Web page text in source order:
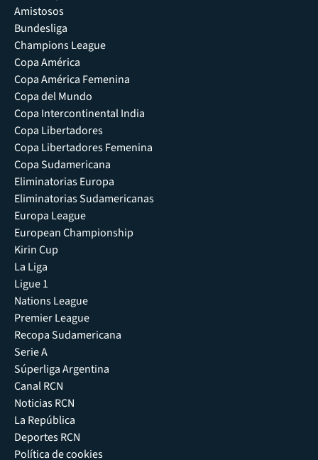
Amistosos
Bundesliga
Champions League
Copa América
Copa América Femenina
Copa del Mundo
Copa Intercontinental India
Copa Libertadores
Copa Libertadores Femenina
Copa Sudamericana
Eliminatorias Europa
Eliminatorias Sudamericanas
Europa League
European Championship
Kirin Cup
La Liga
Ligue 1
Nations League
Premier League
Recopa Sudamericana
Serie A
Súperliga Argentina
Canal RCN
Noticias RCN
La República
Deportes RCN
Política de cookies